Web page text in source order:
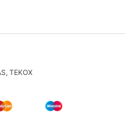
, TEKOX